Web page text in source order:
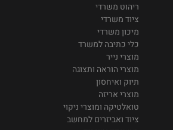
ריהוט משרדי
ציוד משרדי
מיכון משרדי
כלי כתיבה למשרד
מוצרי נייר
מוצרי הוראה ותצוגה
תיוק ואיחסון
מוצרי אריזה
טואלטיקה ומוצרי ניקוי
ציוד ואביזרים למחשב